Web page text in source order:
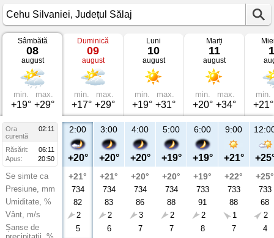
Vremea
Cehu
Silvaniei
Județul
Sălaj
Sâmbătă
08
august
min.
+19°
max.
+29°
Duminică
09
august
min.
+17°
max.
+29°
Luni
10
august
min.
+19°
max.
+31°
Marți
11
august
min.
+20°
max.
+34°
min.
+21°
Ora
02:11
curentă
Răsărit:
06:11
Apus:
20:50
Se simte ca
Presiune, mm
Umiditate, %
Vânt, m/s
Șanse de
2:00
+20°
+21°
734
82
2
5
3:00
+20°
+21°
734
83
2
6
4:00
+20°
+20°
734
86
3
7
5:00
+19°
+20°
734
88
2
7
6:00
+19°
+19°
733
91
2
8
9:00
+21°
+22°
733
88
1
7
+25°
733
68
2
4